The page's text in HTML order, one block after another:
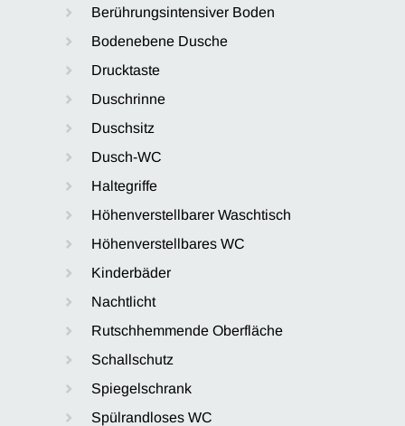
Berührungsintensiver Boden
Bodenebene Dusche
Drucktaste
Duschrinne
Duschsitz
Dusch-WC
Haltegriffe
Höhenverstellbarer Waschtisch
Höhenverstellbares WC
Kinderbäder
Nachtlicht
Rutschhemmende Oberfläche
Schallschutz
Spiegelschrank
Spülrandloses WC